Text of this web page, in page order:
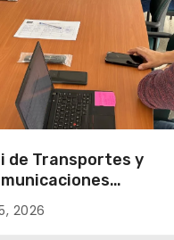
de Transportes y
primera mesa de
para el retiro de
2026